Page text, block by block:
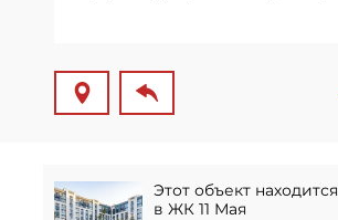
Этот объект находится
в ЖК 11 Мая